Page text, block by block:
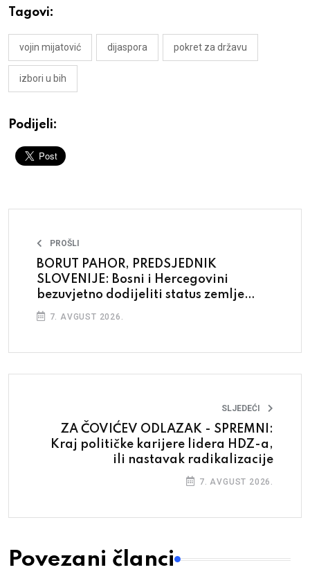
Tagovi:
vojin mijatović dijaspora pokret za državu
izbori u bih
Podijeli:
PROŠLI
BORUT PAHOR, PREDSJEDNIK
SLOVENIJE: Bosni i Hercegovini
bezuvjetno dodijeliti status zemlje
kandidatkinje za članstvo u EU
7. AVGUST 2026.
SLJEDEĆI
ZA ČOVIĆEV ODLAZAK - SPREMNI:
Kraj političke karijere lidera HDZ-a,
ili nastavak radikalizacije
7. AVGUST 2026.
Povezani članci